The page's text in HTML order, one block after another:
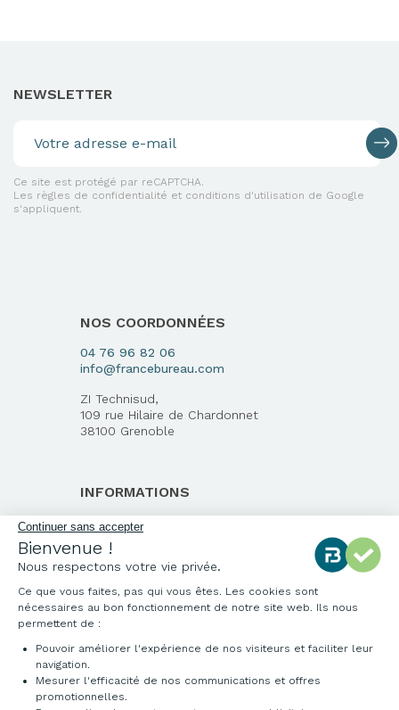
Continuer sans accepter
Bienvenue !
Nous respectons votre vie privée.
Ce que vous faites, pas qui vous êtes. Les cookies sont
nécessaires au bon fonctionnement de notre site web. Ils nous
permettent de :
Pouvoir améliorer l'expérience de nos visiteurs et faciliter leur
navigation.
Mesurer l'efficacité de nos communications et offres
promotionnelles.
NEWSLETTER
Ce site est protégé par reCAPTCHA.
Les règles de confidentialité et conditions d'utilisation de Google
s'appliquent.
NOS COORDONNÉES
04 76 96 82 06
info@francebureau.com
ZI Technisud,
109 rue Hilaire de Chardonnet
38100 Grenoble
INFORMATIONS
Qui sommes-nous ?
Notre charte qualité
Environnement
Origine des produits
Livraison et installation